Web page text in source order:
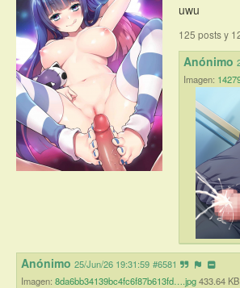
uwu
125 posts y
Anónimo
Imagen:
Anónimo 25/Jun/26 19:31:59 #6581
Imagen: 8da6bb34139bc4fc6f87b613fd….jpg433.64